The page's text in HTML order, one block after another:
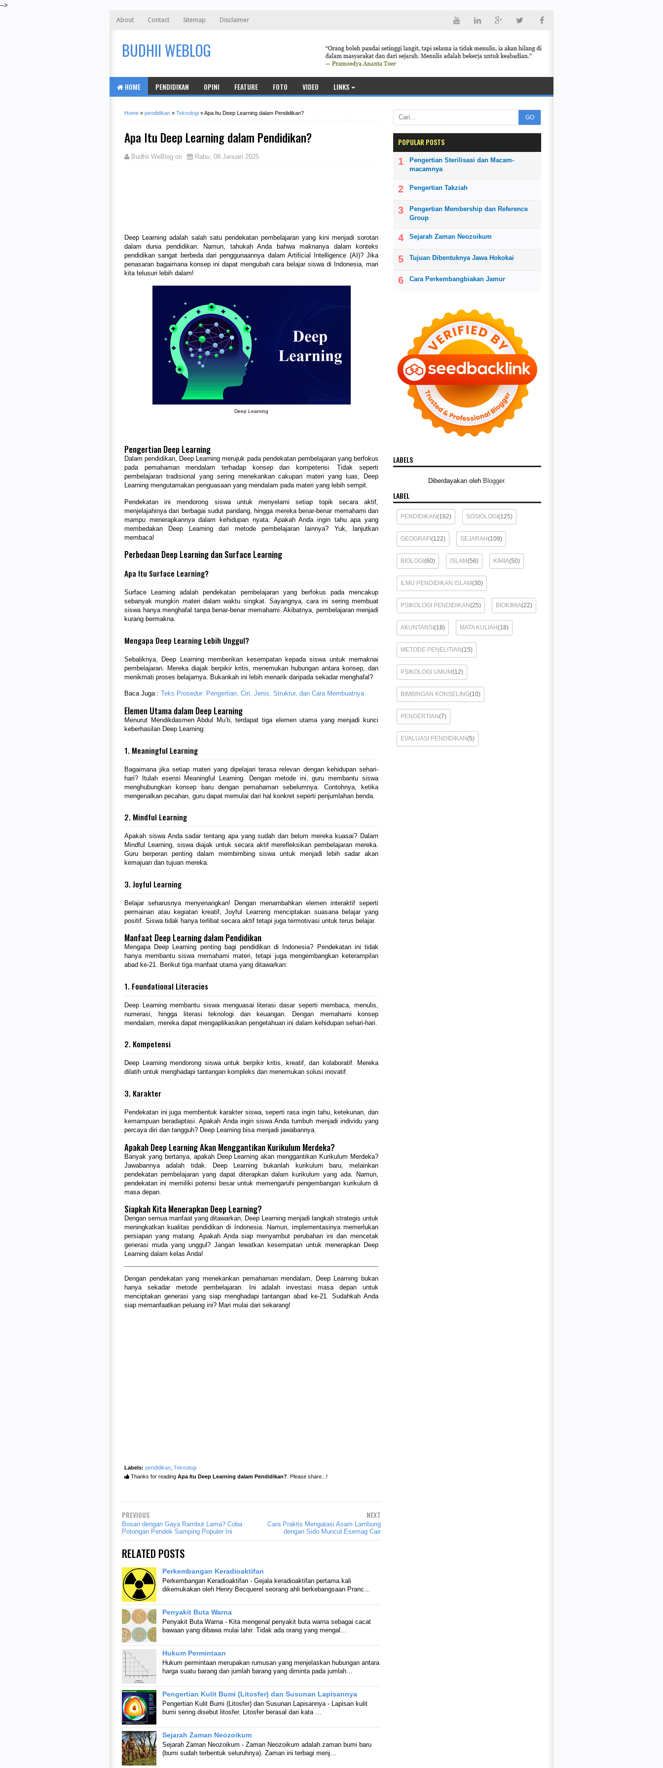
-->
About Contact Sitemap Disclaimer
BUDHII WEBLOG
HOME PENDIDIKAN OPINI FEATURE FOTO VIDEO LINKS
Home » pendidikan » Teknologi »Apa Itu Deep Learning dalam Pendidikan?
Apa Itu Deep Learning dalam Pendidikan?
Budhii WeBlog on Rabu, 08 Januari 2025
Deep Learning adalah salah satu pendekatan pembelajaran yang kini menjadi sorotan
dalam dunia pendidikan. Namun, tahukah Anda bahwa maknanya dalam konteks
pendidikan sangat berbeda dari penggunaannya dalam Artificial Intelligence (AI)? Jika
penasaran bagaimana konsep ini dapat mengubah cara belajar siswa di Indonesia, mari
kita telusuri lebih dalam!
Deep Learning
Pengertian Deep Learning
Dalam pendidikan, Deep Learning merujuk pada pendekatan pembelajaran yang berfokus
pada pemahaman mendalam terhadap konsep dan kompetensi. Tidak seperti
pembelajaran tradisional yang sering menekankan cakupan materi yang luas, Deep
Learning mengutamakan penguasaan yang mendalam pada materi yang lebih sempit.
Pendekatan ini mendorong siswa untuk menyelami setiap topik secara aktif,
menjelajahinya dari berbagai sudut pandang, hingga mereka benar-benar memahami dan
mampu menerapkannya dalam kehidupan nyata. Apakah Anda ingin tahu apa yang
membedakan Deep Learning dari metode pembelajaran lainnya? Yuk, lanjutkan
membaca!
Perbedaan Deep Learning dan Surface Learning
Apa Itu Surface Learning?
Surface Learning adalah pendekatan pembelajaran yang berfokus pada mencakup
sebanyak mungkin materi dalam waktu singkat. Sayangnya, cara ini sering membuat
siswa hanya menghafal tanpa benar-benar memahami. Akibatnya, pembelajaran menjadi
kurang bermakna.
Mengapa Deep Learning Lebih Unggul?
Sebaliknya, Deep Learning memberikan kesempatan kepada siswa untuk memaknai
pembelajaran. Mereka diajak berpikir kritis, menemukan hubungan antara konsep, dan
menikmati proses belajarnya. Bukankah ini lebih menarik daripada sekadar menghafal?
Baca Juga : Teks Prosedur: Pengertian, Ciri, Jenis, Struktur, dan Cara Membuatnya
Elemen Utama dalam Deep Learning
Menurut Mendikdasmen Abdul Mu’ti, terdapat tiga elemen utama yang menjadi kunci
keberhasilan Deep Learning:
1. Meaningful Learning
Bagaimana jika setiap materi yang dipelajari terasa relevan dengan kehidupan sehari-
hari? Itulah esensi Meaningful Learning. Dengan metode ini, guru membantu siswa
menghubungkan konsep baru dengan pemahaman sebelumnya. Contohnya, ketika
mengenalkan pecahan, guru dapat memulai dari hal konkret seperti penjumlahan benda.
2. Mindful Learning
Apakah siswa Anda sadar tentang apa yang sudah dan belum mereka kuasai? Dalam
Mindful Learning, siswa diajak untuk secara aktif merefleksikan pembelajaran mereka.
Guru berperan penting dalam membimbing siswa untuk menjadi lebih sadar akan
kemajuan dan tujuan mereka.
3. Joyful Learning
Belajar seharusnya menyenangkan! Dengan menambahkan elemen interaktif seperti
permainan atau kegiatan kreatif, Joyful Learning menciptakan suasana belajar yang
positif. Siswa tidak hanya terlibat secara aktif tetapi juga termotivasi untuk terus belajar.
Manfaat Deep Learning dalam Pendidikan
Mengapa Deep Learning penting bagi pendidikan di Indonesia? Pendekatan ini tidak
hanya membantu siswa memahami materi, tetapi juga mengembangkan keterampilan
abad ke-21. Berikut tiga manfaat utama yang ditawarkan:
1. Foundational Literacies
Deep Learning membantu siswa menguasai literasi dasar seperti membaca, menulis,
numerasi, hingga literasi teknologi dan keuangan. Dengan memahami konsep
mendalam, mereka dapat mengaplikasikan pengetahuan ini dalam kehidupan sehari-hari.
2. Kompetensi
Deep Learning mendorong siswa untuk berpikir kritis, kreatif, dan kolaboratif. Mereka
dilatih untuk menghadapi tantangan kompleks dan menemukan solusi inovatif.
3. Karakter
Pendekatan ini juga membentuk karakter siswa, seperti rasa ingin tahu, ketekunan, dan
kemampuan beradaptasi. Apakah Anda ingin siswa Anda tumbuh menjadi individu yang
percaya diri dan tangguh? Deep Learning bisa menjadi jawabannya.
Apakah Deep Learning Akan Menggantikan Kurikulum Merdeka?
Banyak yang bertanya, apakah Deep Learning akan menggantikan Kurikulum Merdeka?
Jawabannya adalah tidak. Deep Learning bukanlah kurikulum baru, melainkan
pendekatan pembelajaran yang dapat diterapkan dalam kurikulum yang ada. Namun,
pendekatan ini memiliki potensi besar untuk memengaruhi pengembangan kurikulum di
masa depan.
Siapkah Kita Menerapkan Deep Learning?
Dengan semua manfaat yang ditawarkan, Deep Learning menjadi langkah strategis untuk
meningkatkan kualitas pendidikan di Indonesia. Namun, implementasinya memerlukan
persiapan yang matang. Apakah Anda siap menyambut perubahan ini dan mencetak
generasi muda yang unggul? Jangan lewatkan kesempatan untuk menerapkan Deep
Learning dalam kelas Anda!
Dengan pendekatan yang menekankan pemahaman mendalam, Deep Learning bukan
hanya sekadar metode pembelajaran. Ini adalah investasi masa depan untuk
menciptakan generasi yang siap menghadapi tantangan abad ke-21. Sudahkah Anda
siap memanfaatkan peluang ini? Mari mulai dari sekarang!
Labels: pendidikan Teknologi
Thanks for reading Apa Itu Deep Learning dalam Pendidikan? . Please share...!
PREVIOUS
Bosan dengan Gaya Rambut Lama? Coba
Potongan Pendek Samping Populer Ini
NEXT
Cara Praktis Mengatasi Asam Lambung
dengan Sido Muncul Esemag Cair
RELATED POSTS
Perkembangan Keradioaktifan
Perkembangan Keradioaktifan - Gejala keradioaktifan pertama kali
dikemukakan oleh Henry Becquerel seorang ahli berkebangsaan Pranc…
Penyakit Buta Warna
Penyakit Buta Warna - Kita mengenal penyakit buta warna sebagai cacat
bawaan yang dibawa mulai lahir. Tidak ada orang yang mengal…
Hukum Permintaan
Hukum permintaan merupakan rumusan yang menjelaskan hubungan antara
harga suatu barang dan jumlah barang yang diminta pada jumlah…
Pengertian Kulit Bumi (Litosfer) dan Susunan Lapisannya
Pengertian Kulit Bumi (Litosfer) dan Susunan Lapisannya - Lapisan kulit
bumi sering disebut litosfer. Litosfer berasal dari kata …
Sejarah Zaman Neozoikum
Sejarah Zaman Neozoikum - Zaman Neozoikum adalah zaman bumi baru
(bumi sudah terbentuk seluruhnya). Zaman ini terbagi menj…
GO
POPULAR POSTS
Pengertian Sterilisasi dan Macam-
macamnya
Pengertian Takziah
Pengertian Membership dan Reference
Group
Sejarah Zaman Neozoikum
Tujuan Dibentuknya Jawa Hokokai
Cara Perkembangbiakan Jamur
LABELS
Diberdayakan oleh Blogger.
LABEL
PENDIDIKAN(162) SOSIOLOGI(125)
GEOGRAFI(122) SEJARAH(109)
BIOLOGI(60) ISLAM(56) KIMIA(50)
ILMU PENDIDIKAN ISLAM(30)
PSIKOLOGI PENDIDIKAN(25) BIOKIMIA(22)
AKUNTANSI(18) MATA KULIAH(18)
METODE PENELITIAN(15)
PSIKOLOGI UMUM(12)
BIMBINGAN KONSELING(10)
PENGERTIAN(7)
EVALUASI PENDIDIKAN(5)